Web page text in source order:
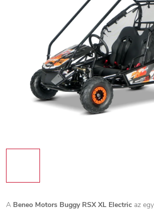
A Beneo Motors Buggy RSX XL Electric az